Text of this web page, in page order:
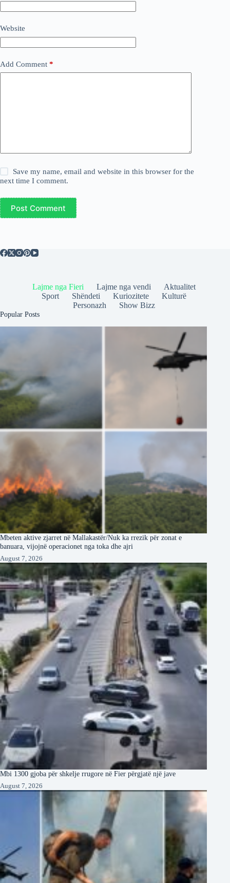
Website
Add Comment *
Save my name, email and website in this browser for the
next time I comment.
Post Comment
Lajme nga Fieri Lajme nga vendi
Aktualitet
Sport
Shëndeti Kuriozitete
Kulturë
Personazh
Show Bizz
Popular Posts
Mbeten aktive zjarret në Mallakastër/Nuk ka rrezik për zonat e
banuara, vijojnë operacionet nga toka dhe ajri
August 7, 2026
Mbi 1300 gjoba për shkelje rrugore në Fier përgjatë një jave
August 7, 2026